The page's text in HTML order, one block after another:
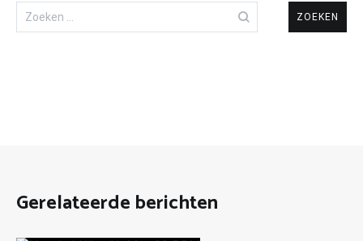
Zoeken
naar:
Gerelateerde berichten